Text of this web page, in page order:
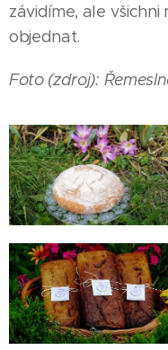
závidíme, ale všichni
objednat.
Foto (zdroj):
06.08.2026
Jeseníčák
Tomáš
Janík si za
volantem
závodního
vozu plní